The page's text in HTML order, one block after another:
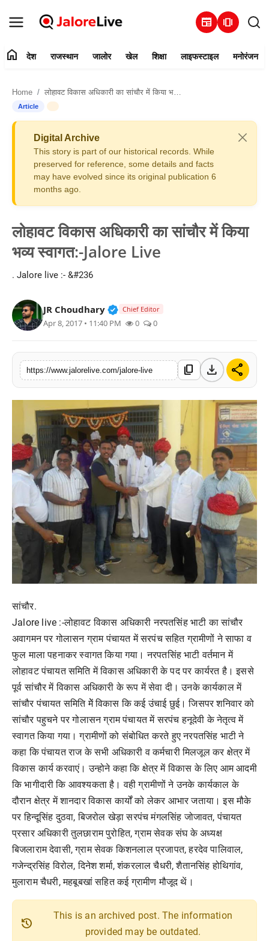
newspaper amp_stories
संपर्क करें
राजस्थान
खेल
शिक्षा
मनोरंजन
विशेष
बिज़नेस
home देश राजस्थान जालोर खेल शिक्षा लाइफस्टाइल मनोरंजन
Home लोहावट विकास अधिकारी का सांचौर में किया भव्य स्वागत:-Jalore Live
Article
Digital Archive
This story is part of our historical records. While
preserved for reference, some details and facts
may have evolved since its original publication 6
months ago.
लोहावट विकास अधिकारी का सांचौर में किया
भव्य स्वागत:-Jalore Live
. Jalore live :- &#236
JR Choudhary Verified Public Figure • 30 Mar,
Chief Editor
Apr 8, 2017 • 11:40 PM 0 0
https://www.jalorelive.com/jalore-live content_copy download share
सांचौर.
Jalore live :-लोहावट विकास अधिकारी नरपतसिंह भाटी का सांचौर
अवागमन पर गोलासन ग्राम पंचायत में सरपंच सहित ग्रामीणों ने साफा व
फुल माला पहनाकर स्वागत किया गया। नरपतसिंह भाटी वर्तमान में
लोहावट पंचायत समिति में विकास अधिकारी के पद पर कार्यरत है। इससे
पूर्व सांचौर में विकास अधिकारी के रूप में सेवा दी। उनके कार्यकाल में
सांचौर पंचायत समिति मेें विकास कि कई उंचाई छुई। जिसपर शनिवार को
सांचौर पहुचने पर गोलासन ग्राम पंचायत में सरपंच हनूदेवी के नेतृत्व में
स्वागत किया गया। ग्रामीणों को संबोधित करते हुए नरपतसिंह भाटी ने
कहा कि पंचायत राज के सभी अधिकारी व कर्मचारी मिलजूल कर क्षेत्र में
विकास कार्य करवाएं। उन्होने कहा कि क्षेत्र में विकास के लिए आम आदमी
कि भागीदारी कि आवश्यकता है। वही ग्रामीणों ने उनके कार्यकाल के
दौरान क्षेत्र में शानदार विकास कार्यों को लेकर आभार जताया। इस मौके
पर हिन्दूसिंह दुठवा, बिजरोल खेड़ा सरपंच मंगलसिंह जोजावत, पंचायत
प्रसार अधिकारी तुलछाराम पुरोहित, ग्राम सेवक संघ के अध्यक्ष
बिजलाराम देवासी, ग्राम सेवक किशनलाल प्रजापत, हरदेव पालिवाल,
गजेन्द्रसिंह विरोल, दिनेश शर्मा, शंकरलाल चैधरी, शैतानसिंह होथिगांव,
मुलाराम चैधरी, महबूबखां सहित कई ग्रामीण मौजूद थें।
history
This is an archived post. The information
provided may be outdated.